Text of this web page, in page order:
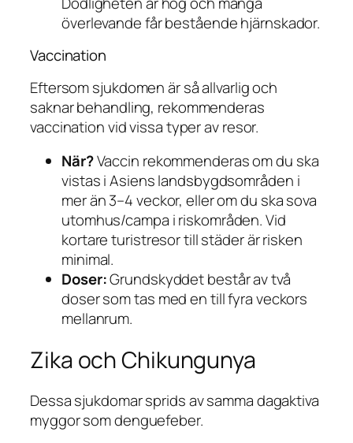
överlevande får bestående hjärnskador.
Vaccination
Eftersom sjukdomen är så allvarlig och
saknar behandling, rekommenderas
vaccination vid vissa typer av resor.
När?Vaccin rekommenderas om du ska
vistas i Asiens landsbygdsområden i
mer än 3–4 veckor, eller om du ska sova
utomhus/campa i riskområden. Vid
kortare turistresor till städer är risken
minimal.
Doser:Grundskyddet består av två
doser som tas med en till fyra veckors
mellanrum.
Zika och Chikungunya
Dessa sjukdomar sprids av samma dagaktiva
myggor som denguefeber.